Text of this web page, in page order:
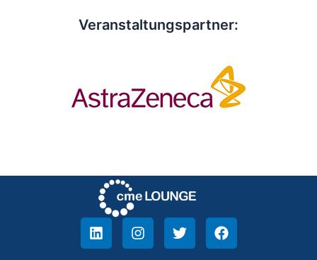
Veranstaltungspartner: